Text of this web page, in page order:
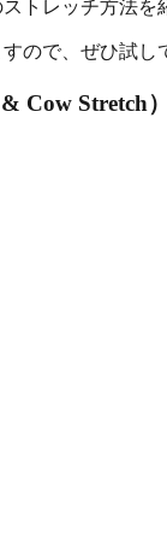
トレッチ方法を
ので、ぜひ試し
Cow Stretch）